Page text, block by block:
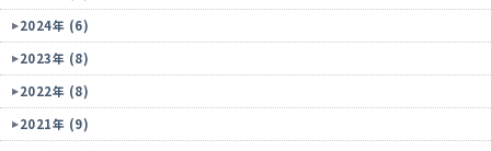
2024年 (6)
2023年 (8)
2022年 (8)
2021年 (9)